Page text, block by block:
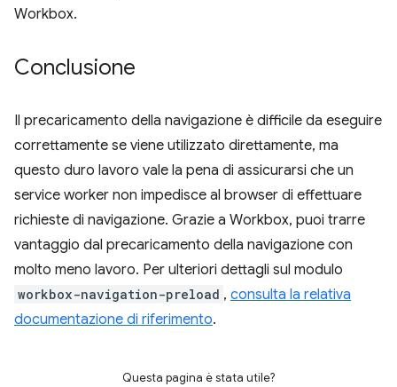
Workbox.
Conclusione
Il precaricamento della navigazione è difficile da eseguire
correttamente se viene utilizzato direttamente, ma
questo duro lavoro vale la pena di assicurarsi che un
service worker non impedisce al browser di effettuare
richieste di navigazione. Grazie a Workbox, puoi trarre
vantaggio dal precaricamento della navigazione con
molto meno lavoro. Per ulteriori dettagli sul modulo
workbox-navigation-preload , consulta la relativa
documentazione di riferimento.
Questa pagina è stata utile?